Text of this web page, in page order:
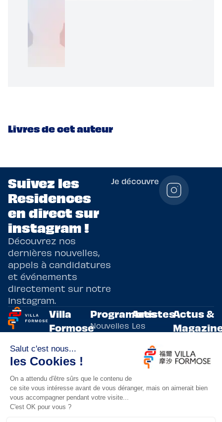
Livres de cet auteur
Suivez les
Residences
en direct sur
instagram !
Découvrez nos
dernières nouvelles,
appels à candidatures
et événements
directement sur notre
Instagram.
Je découvre
Programmes
de
résidences
artistiques
bilatérales,
entre la
France et
Taïwan.
Villa
Formose
Adoptez
un artiste
Lieux de
résidence
Programmes
Nouvelles
écritures
Arts
vivants
innovants
Artistes
Les
artistes
résidents
Evènements
Actus &
actualités